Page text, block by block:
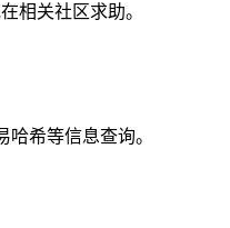
相关社区求助。
希等信息查询。